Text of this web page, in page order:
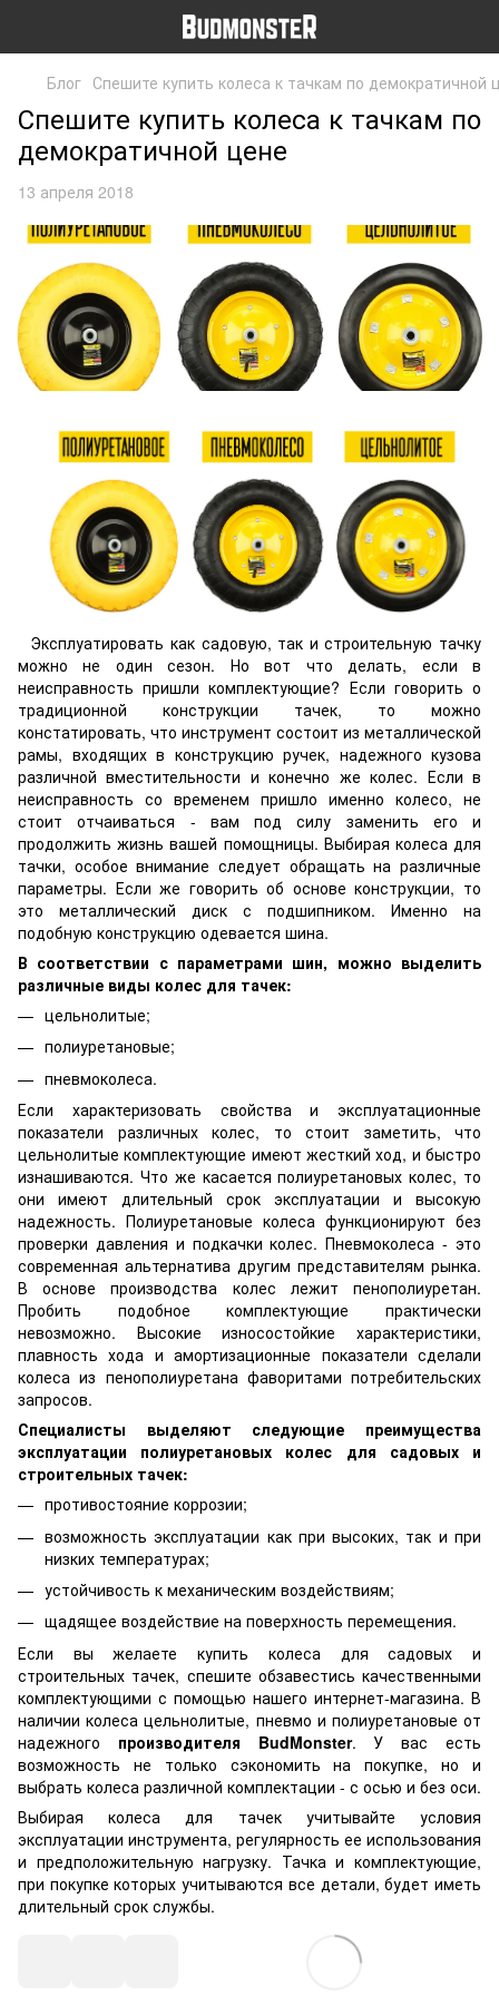
Блог Спешите купить колеса к тачкам по демократичной
Спешите купить колеса к тачкам по
демократичной цене
13 апреля 2018
Эксплуатировать как садовую, так и строительную тачку
можно не один сезон. Но вот что делать, если в
неисправность пришли комплектующие? Если говорить о
традиционной конструкции тачек, то можно
констатировать, что инструмент состоит из металлической
рамы, входящих в конструкцию ручек, надежного кузова
различной вместительности и конечно же колес. Если в
неисправность со временем пришло именно колесо, не
стоит отчаиваться - вам под силу заменить его и
продолжить жизнь вашей помощницы. Выбирая колеса для
тачки, особое внимание следует обращать на различные
параметры. Если же говорить об основе конструкции, то
это металлический диск с подшипником. Именно на
подобную конструкцию одевается шина.
В соответствии с параметрами шин, можно выделить
различные виды колес для тачек:
цельнолитые;
полиуретановые;
пневмоколеса.
Если характеризовать свойства и эксплуатационные
показатели различных колес, то стоит заметить, что
цельнолитые комплектующие имеют жесткий ход, и быстро
изнашиваются. Что же касается полиуретановых колес, то
они имеют длительный срок эксплуатации и высокую
надежность. Полиуретановые колеса функционируют без
проверки давления и подкачки колес. Пневмоколеса - это
современная альтернатива другим представителям рынка.
В основе производства колес лежит пенополиуретан.
Пробить подобное комплектующие практически
невозможно. Высокие износостойкие характеристики,
плавность хода и амортизационные показатели сделали
колеса из пенополиуретана фаворитами потребительских
запросов.
Специалисты выделяют следующие преимущества
эксплуатации полиуретановых колес для садовых и
строительных тачек:
противостояние коррозии;
возможность эксплуатации как при высоких, так и при
низких температурах;
устойчивость к механическим воздействиям;
щадящее воздействие на поверхность перемещения.
Если вы желаете купить колеса для садовых и
строительных тачек, спешите обзавестись качественными
комплектующими с помощью нашего интернет-магазина. В
наличии колеса цельнолитые, пневмо и полиуретановые от
надежного производителя BudMonster. У вас есть
возможность не только сэкономить на покупке, но и
выбрать колеса различной комплектации - с осью и без оси.
Выбирая колеса для тачек учитывайте условия
эксплуатации инструмента, регулярность ее использования
и предположительную нагрузку. Тачка и комплектующие,
при покупке которых учитываются все детали, будет иметь
длительный срок службы.